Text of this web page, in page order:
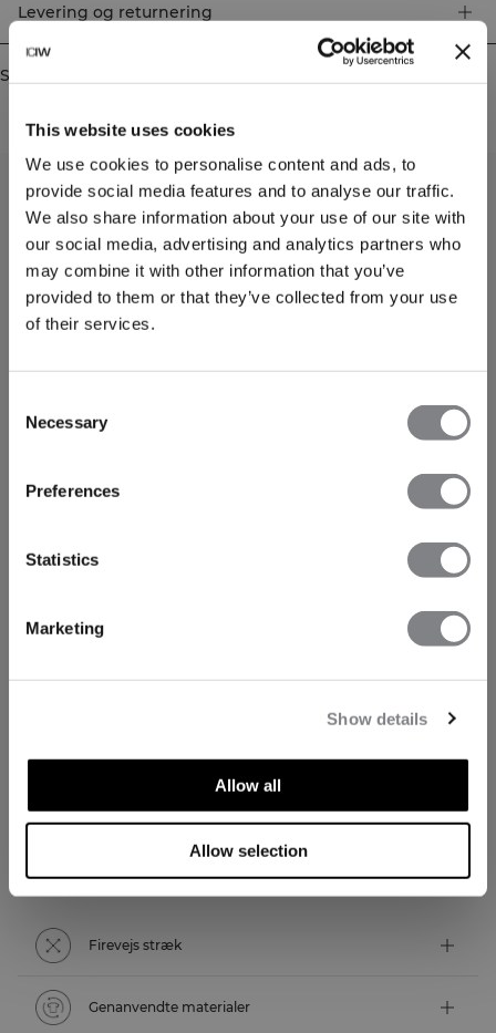
This website uses cookies
We use cookies to personalise content and ads, to
provide social media features and to analyse our traffic.
We also share information about your use of our site with
our social media, advertising and analytics partners who
may combine it with other information that you’ve
provided to them or that they’ve collected from your use
of their services.
Selection
Necessary
Preferences
Statistics
Marketing
Show details
Allow all
Allow selection
vaskemaskinen og fnulrer ikke. 92% genanvendt nylon, 8% elastan.
Levering og returnering
Similar products
TEKNISKE ASPEKTER
Tekniske funktioner
Firevejs stræk
Genanvendte materialer